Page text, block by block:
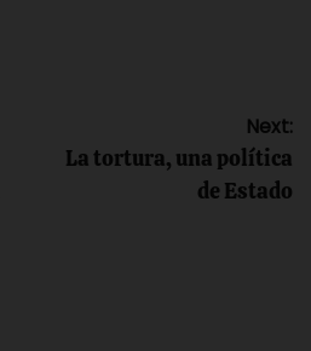
Next:
La tortura, una política
de Estado